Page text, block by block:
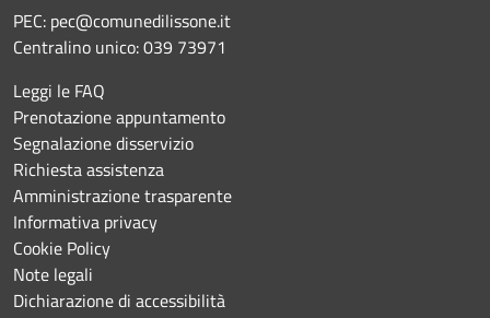
PEC: pec@comunedilissone.it
Centralino unico:039 73971
Leggi le FAQ
Prenotazione appuntamento
Segnalazione disservizio
Richiesta assistenza
Amministrazione trasparente
Informativa privacy
Cookie Policy
Note legali
Dichiarazione di accessibilità